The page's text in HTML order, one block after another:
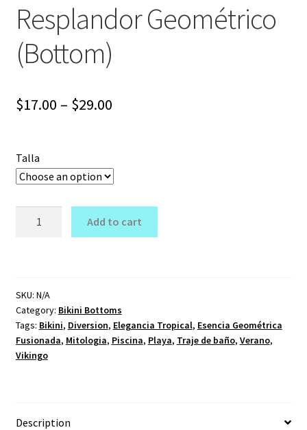
Resplandor Geométrico
(Bottom)
$17.00 – $29.00Price
$29.00
Talla
Add to cart
SKU: N/A
Category: Bikini Bottoms
Tags: Bikini, Diversion, Elegancia Tropical, Esencia Geométrica
Fusionada, Mitologia, Piscina, Playa, Traje de baño, Verano,
Vikingo
Description